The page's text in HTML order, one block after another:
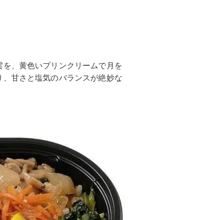
、黄色いプリンクリームで月を
甘さと塩気のバランスが絶妙な